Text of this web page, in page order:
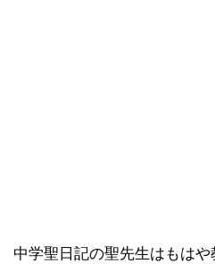
中学聖日記の聖先生はもは